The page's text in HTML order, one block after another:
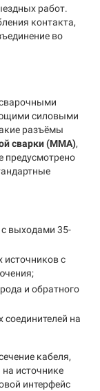
работ.
контакта,
во
силовыми
разъёмы
сварки (MMA),
предусмотрено
выходами 35-
с
и обратного
на
кабеля,
на источнике
интерфейс